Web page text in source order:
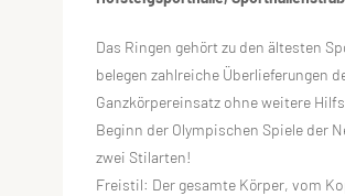
Das Ringen gehört zu den ältesten
belegen zahlreiche Überlieferungen
Ganzkörpereinsatz ohne weitere
Beginn der Olympischen Spiele der
zwei Stilarten!
Freistil: Der gesamte Körper, vom